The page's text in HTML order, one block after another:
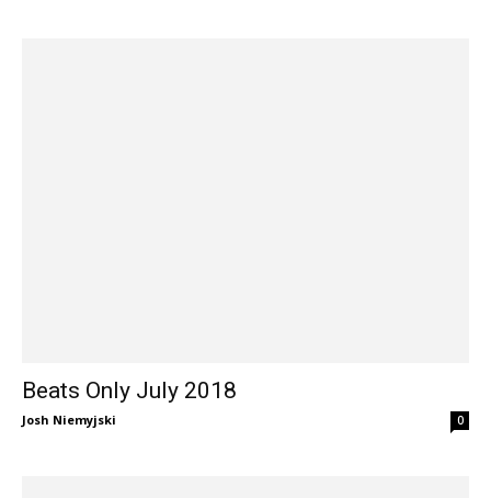
Beats Only July 2018
Josh Niemyjski 0